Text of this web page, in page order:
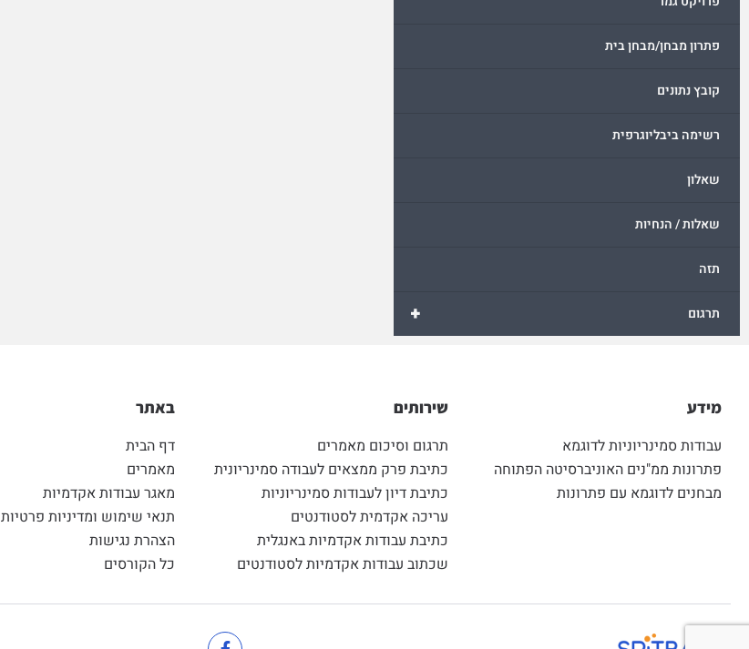
פתרון מבחן/מבחן בית
קובץ נתונים
רשימה ביבליוגרפית
שאלון
שאלות / הנחיות
תזה
+ תרגום
מידע
עבודות סמינריוניות לדוגמא
פתרונות ממ"נים האוניברסיטה הפתוחה
מבחנים לדוגמא עם פתרונות
שירותים
תרגום וסיכום מאמרים
כתיבת פרק ממצאים לעבודה סמינריונית
כתיבת דיון לעבודות סמינריוניות
עריכה אקדמית לסטודנטים
כתיבת עבודות אקדמיות באנגלית
שכתוב עבודות אקדמיות לסטודנטים
באתר
דף הבית
מאמרים
מאגר עבודות אקדמיות
תנאי שימוש ומדיניות פרטיות
הצהרת נגישות
כל הקורסים